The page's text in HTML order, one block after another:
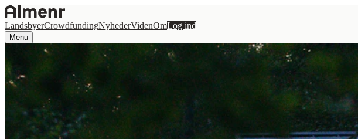
LandsbyerCrowdfundingNyhederVidenOmLog ind
Menu